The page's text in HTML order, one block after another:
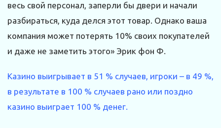
весь свой персонал, заперли бы двери и начали
разбираться, куда делся этот товар. Однако ваша
компания может потерять 10% своих покупателей
и даже не заметить этого» Эрик фон Ф.
Казино выигрывает в 51 % случаев, игроки – в 49 %,
в результате в 100 % случаев рано или поздно
казино выиграет 100 % денег.